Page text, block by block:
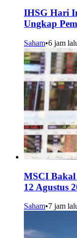
IHSG Hari
Ungkap
Saham•6 jam
MSCI
12 Agustus
Saham•7 jam